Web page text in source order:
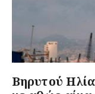
Βηρυτού